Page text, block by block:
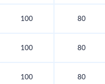
100 80
100 80
100 80